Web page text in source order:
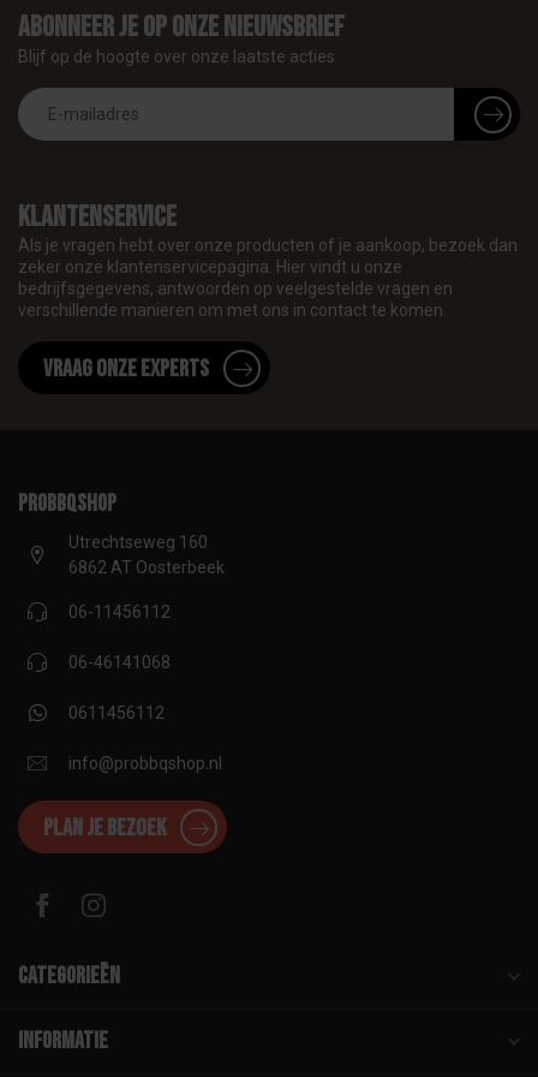
Klantenservice
Als je vragen hebt over onze producten of je aankoop, bezoek dan
zeker onze klantenservicepagina. Hier vindt u onze
bedrijfsgegevens, antwoorden op veelgestelde vragen en
verschillende manieren om met ons in contact te komen.
Vraag onze experts
Abonneer je op onze nieuwsbrief
Blijf op de hoogte over onze laatste acties
proBBQshop
Utrechtseweg 160
6862 AT Oosterbeek
06-11456112
06-46141068
0611456112
info@probbqshop.nl
Plan je bezoek
Categorieën
Informatie